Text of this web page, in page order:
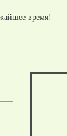
время!